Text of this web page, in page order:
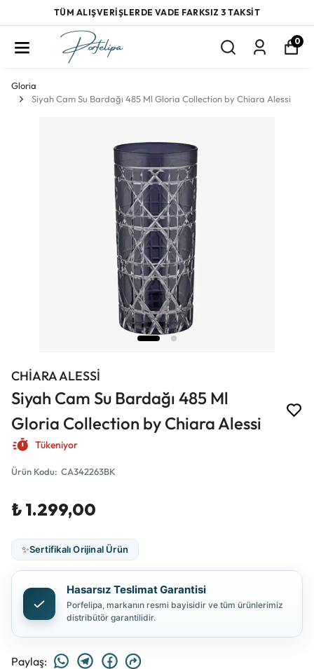
TÜM ALIŞVERİŞLERDE VADE FARKSIZ 3 TAKSİT
0
Gloria
Siyah Cam Su Bardağı 485 Ml Gloria Collection by Chiara Alessi
CHİARA ALESSİ
Siyah Cam Su Bardağı 485 Ml
Gloria Collection by Chiara Alessi
Tükeniyor
Ürün Kodu: CA342263BK
₺ 1.299,00
✨Sertifikalı Orijinal Ürün
Hasarsız Teslimat Garantisi
Porfelipa, markanın resmi bayisidir ve tüm ürünlerimiz
distribütör garantilidir.
Paylaş: